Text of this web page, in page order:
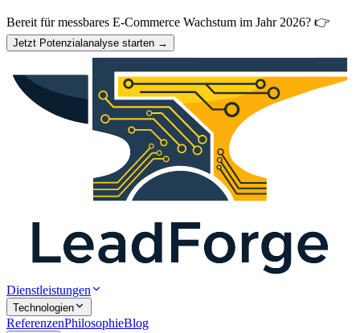
Bereit für messbares E-Commerce Wachstum im Jahr 2026? 👉
Jetzt Potenzialanalyse starten →
Dienstleistungen
Technologien
ReferenzenPhilosophieBlog